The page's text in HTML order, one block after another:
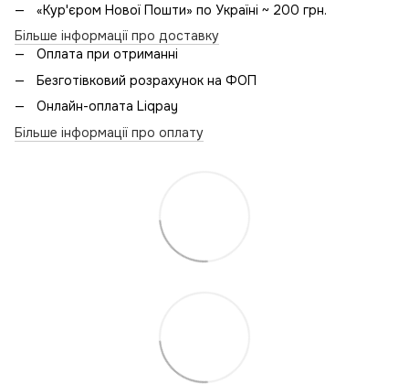
«Кур'єром Нової Пошти» по Україні ~ 200 грн.
Більше інформації про доставку
Оплата при отриманні
Безготівковий розрахунок на ФОП
Онлайн-оплата Liqpay
Більше інформації про оплату